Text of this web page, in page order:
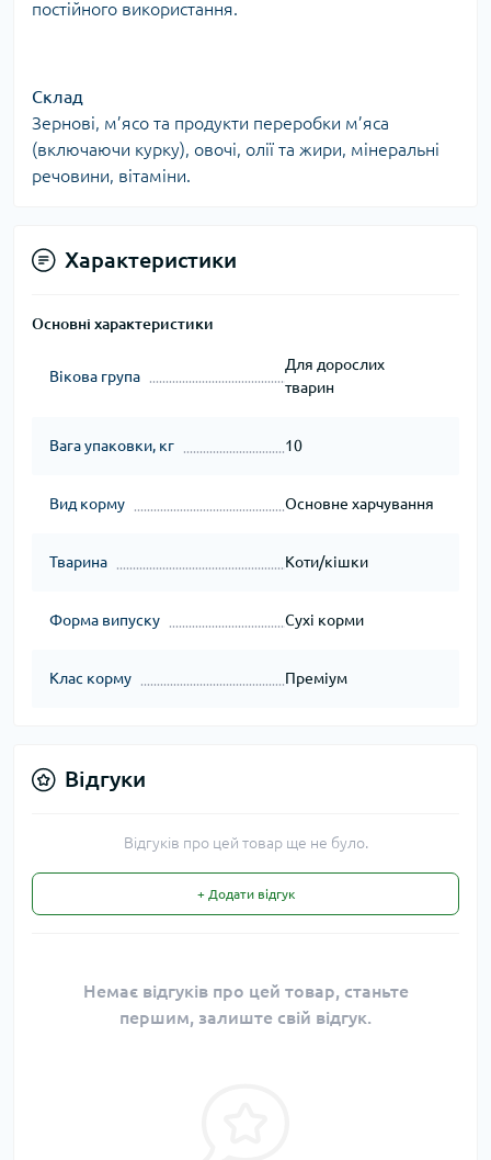
постійного використання.
Склад
Зернові, м’ясо та продукти переробки м’яса
(включаючи курку), овочі, олії та жири, мінеральні
речовини, вітаміни.
Характеристики
Основні характеристики
Вікова група
Для дорослих
тварин
Вага упаковки, кг 10
Вид корму Основне харчування
Тварина Коти/кішки
Форма випуску Сухі корми
Клас корму Преміум
Відгуки
Відгуків про цей товар ще не було.
+ Додати відгук
Немає відгуків про цей товар, станьте
першим, залиште свій відгук.